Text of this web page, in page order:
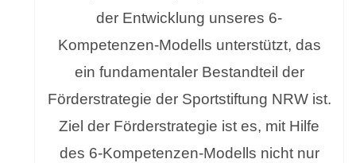
der Entwicklung unseres 6-
Kompetenzen-Modells unterstützt, das
ein fundamentaler Bestandteil der
Förderstrategie der Sportstiftung NRW ist.
Ziel der Förderstrategie ist es, mit Hilfe
des 6-Kompetenzen-Modells nicht nur